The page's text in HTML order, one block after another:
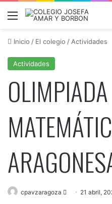
Menú
Inicio / El colegio / Actividades
Actividades
OLIMPIADA
cpavzaragoza
Send 21 abril,